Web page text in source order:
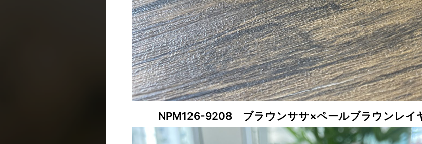
NPM126-9208 ブラウンササ×ペールブラウンレイ